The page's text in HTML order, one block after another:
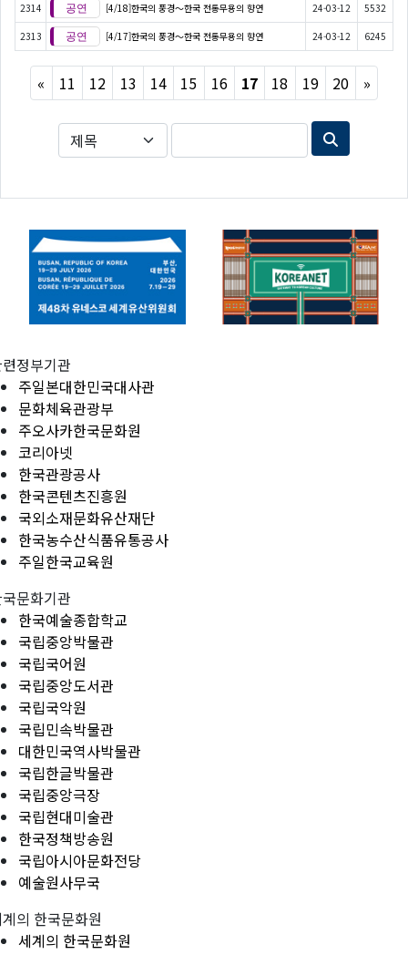
2314 [4/18]한국의 풍경～한국 전통무용의 향연 24-03-12 5532
2313 [4/17]한국의 풍경～한국 전통무용의 향연 24-03-12 6245
« Previous
11 12 13 14 15 16 17 18 19 20 »Next
정부기관
주일본대한민국대사관
문화체육관광부
주오사카한국문화원
코리아넷
한국관광공사
한국콘텐츠진흥원
국외소재문화유산재단
한국농수산식품유통공사
주일한국교육원
문화기관
한국예술종합학교
국립중앙박물관
국립국어원
국립중앙도서관
국립국악원
국립민속박물관
대한민국역사박물관
국립한글박물관
국립중앙극장
국립현대미술관
한국정책방송원
국립아시아문화전당
예술원사무국
의 한국문화원
세계의 한국문화원